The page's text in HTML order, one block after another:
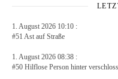
1. August 2026 10:10 :
#51 Ast auf Straße
1. August 2026 08:38 :
#50 Hilflose Person hinter